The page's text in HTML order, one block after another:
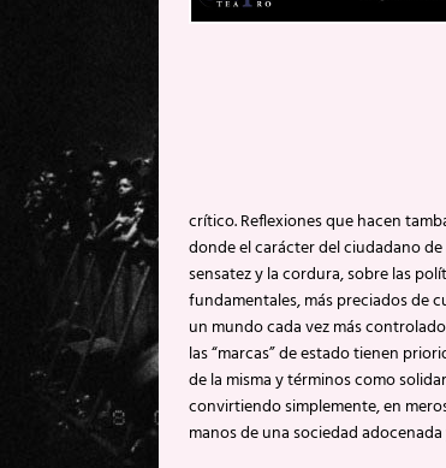
crítico. Reflexiones que hacen
donde el carácter del ciudadano
sensatez y la cordura, sobre las
fundamentales, más preciados de
un mundo cada vez más
las “marcas” de estado tienen
de la misma y términos como
convirtiendo simplemente, en
manos de una sociedad